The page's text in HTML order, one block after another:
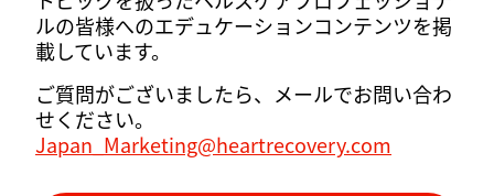
ルの皆様へのエデュケーションコンテンツを掲
載しています。
ご質問がございましたら、メールでお問い合わ
せください。
Japan_Marketing@heartrecovery.com